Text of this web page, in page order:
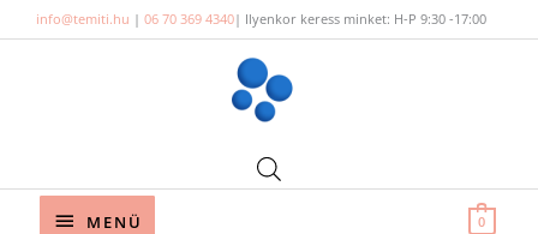
to
info@temiti.hu | 06 70 369 4340| Ilyenkor keress minket: H-P 9:30 -17:00
Below
MENÜ 0